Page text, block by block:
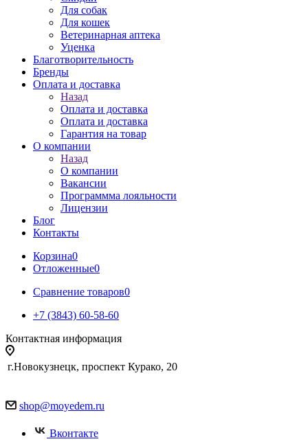
Для собак
Для кошек
Ветеринарная аптека
Уценка
Благотворительность
Бренды
Оплата и доставка
Назад
Оплата и доставка
Оплата и доставка
Гарантия на товар
О компании
Назад
О компании
Вакансии
Программма лояльности
Лицензии
Блог
Контакты
Корзина0
Отложенные0
Сравнение товаров0
+7 (3843) 60-58-60
Контактная информация
г.Новокузнецк, проспект Курако, 20
shop@moyedem.ru
Вконтакте